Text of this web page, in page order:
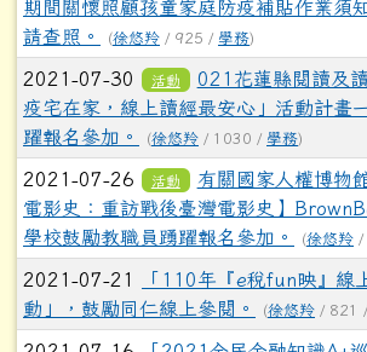
期間關懷照顧孩童家庭防疫補貼作業須
請查照。
(徐悠羚 / 925 / 學務)
2021-07-30 活動
021花蓮縣閱讀及
疫宅在家，線上讀經最安心」活動計畫
躍報名參加。
(徐悠羚 / 1030 / 學務)
2021-07-26 活動
有關國家人權博物
電影史：重訪戰後臺灣電影史】
學校鼓勵教職員踴躍報名參加。
(徐悠羚 /
2021-07-21
「110年『e稅fun映』線
動」，鼓勵同仁線上參閱。
(徐悠羚 / 821 /